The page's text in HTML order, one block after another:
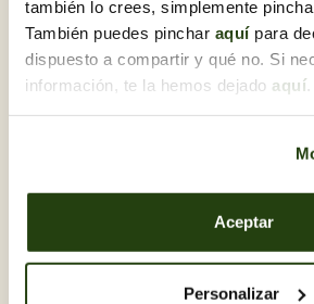
también lo crees, simplemente
También puedes pinchar aquípara
dispuesto a compartir y qué no. Si
información, te la hemos dejado aquí
Aceptar
Personalizar
¿Lo necesitas para regalo?
Te lo preparamos junto a una
dedicatoria.Una vez estés en el
podrás marcar esta opción y
Descubre otras
plantas